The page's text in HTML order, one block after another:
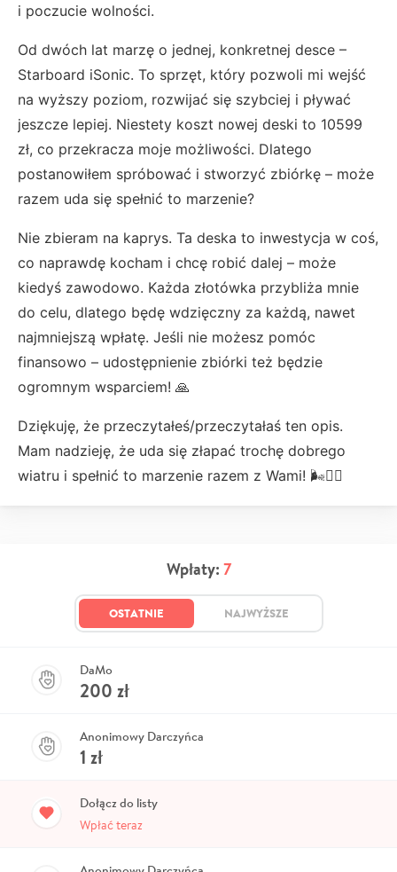
i poczucie wolności.
Od dwóch lat marzę o jednej, konkretnej desce –
Starboard iSonic. To sprzęt, który pozwoli mi wejść
na wyższy poziom, rozwijać się szybciej i pływać
jeszcze lepiej. Niestety koszt nowej deski to 10599
zł, co przekracza moje możliwości. Dlatego
postanowiłem spróbować i stworzyć zbiórkę – może
razem uda się spełnić to marzenie?
Nie zbieram na kaprys. Ta deska to inwestycja w coś,
co naprawdę kocham i chcę robić dalej – może
kiedyś zawodowo. Każda złotówka przybliża mnie
do celu, dlatego będę wdzięczny za każdą, nawet
najmniejszą wpłatę. Jeśli nie możesz pomóc
finansowo – udostępnienie zbiórki też będzie
ogromnym wsparciem! 🙏
Dziękuję, że przeczytałeś/przeczytałaś ten opis.
Mam nadzieję, że uda się złapać trochę dobrego
wiatru i spełnić to marzenie razem z Wami! 🌬️🏄‍♂️
Wpłaty: 7
OSTATNIE NAJWYŻSZE
DaMo
200 zł
Anonimowy Darczyńca
1 zł
Dołącz do listy
Wpłać teraz